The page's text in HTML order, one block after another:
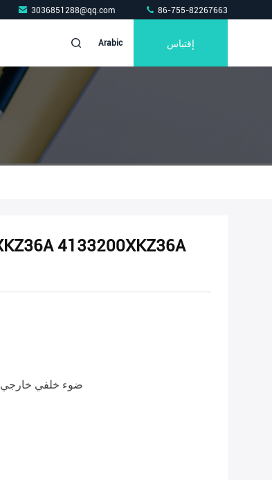
3036851288@qq.com 86-755-82267663
Arabic إقتباس
4133100XKZ36A 4133200XKZ36A ضوء خلفي خارجي